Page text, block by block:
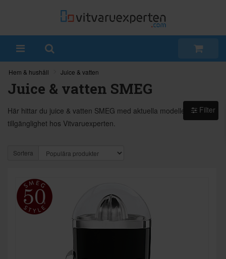
Hem & hushåll Juice & vatten
Juice & vatten SMEG
Här hittar du juice & vatten SMEG med aktuella modeller och
tillgänglighet hos Vitvaruexperten.
Sortera
Filter